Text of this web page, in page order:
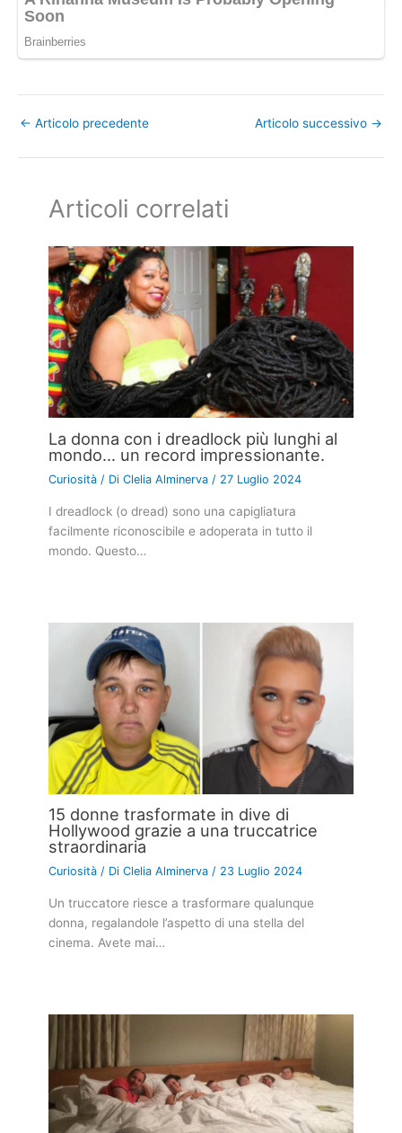
← Articolo precedente Articolo successivo →
Articoli correlati
La donna con i dreadlock più lunghi al
mondo… un record impressionante.
Curiosità / DiClelia Alminerva / 27 Luglio 2024
I dreadlock (o dread) sono una capigliatura
facilmente riconoscibile e adoperata in tutto il
mondo. Questo…
15 donne trasformate in dive di
Hollywood grazie a una truccatrice
straordinaria
Curiosità / DiClelia Alminerva/ 23 Luglio 2024
Un truccatore riesce a trasformare qualunque
donna, regalandole l’aspetto di una stella del
cinema. Avete mai…